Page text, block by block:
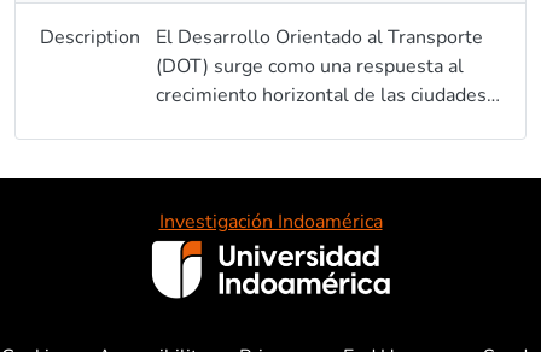
Description
El Desarrollo Orientado al Transporte
(DOT) surge como una respuesta al
crecimiento horizontal de las ciudades a
crecimiento de estructura edificada se
distinguía por su baja densidad,
carencia de planificación, movilidad de
dependiente de automóvil e imagen
urbana afectada. Estas características,
Investigación Indoamérica